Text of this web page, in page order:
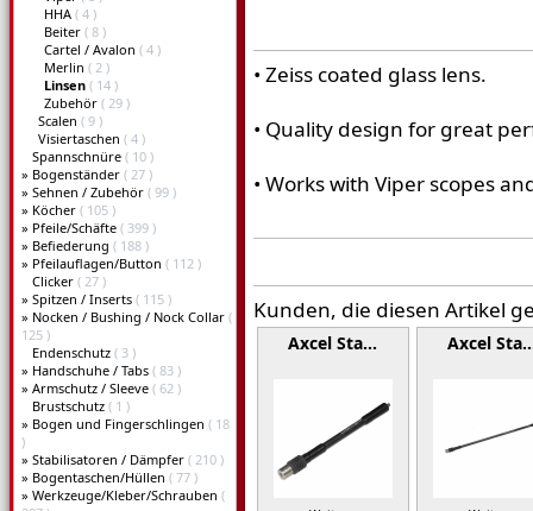
HHA ( 4 )
Beiter ( 8 )
Cartel / Avalon ( 4 )
Merlin ( 2 )
Linsen ( 14 )
Zubehör ( 29 )
Scalen ( 9 )
Visiertaschen ( 4 )
Spannschnüre ( 10 )
» Bogenständer ( 27 )
» Sehnen / Zubehör ( 99 )
» Köcher ( 105 )
» Pfeile/Schäfte ( 399 )
» Befiederung ( 188 )
» Pfeilauflagen/Button ( 112 )
Clicker ( 27 )
» Spitzen / Inserts ( 115 )
» Nocken / Bushing / Nock Collar (
125 )
Endenschutz ( 3 )
» Handschuhe / Tabs ( 83 )
» Armschutz / Sleeve ( 62 )
Brustschutz ( 1 )
» Bogen und Fingerschlingen ( 18
)
» Stabilisatoren / Dämpfer ( 210 )
» Bogentaschen/Hüllen ( 77 )
» Werkzeuge/Kleber/Schrauben (
• Zeiss coated glass lens.
• Quality design for great
• Works with Viper scopes
Kunden, die diesen Artikel
Axcel Sta… Axcel